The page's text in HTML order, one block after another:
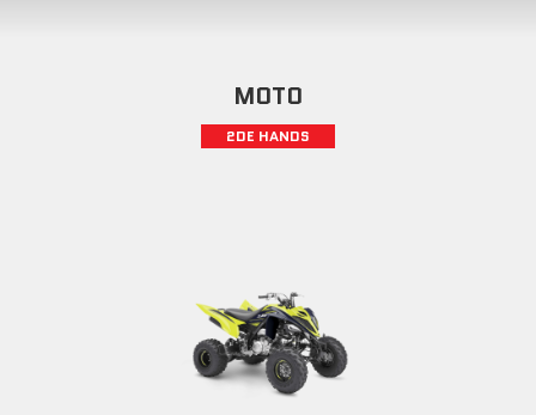
MOTO
2DE HANDS